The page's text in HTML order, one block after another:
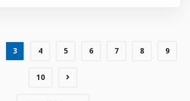
3 4 5 6 7 8 9
10